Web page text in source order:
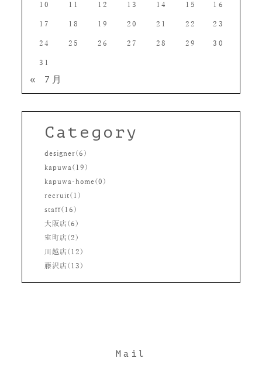
10 11 12 13 14 15 16
17 18 19 20 21 22 23
24 25 26 27 28 29 30
31
« 7月
Category
designer(6)
kapuwa(19)
kapuwa-home(0)
recruit(1)
staff(16)
大阪店(6)
室町店(2)
川越店(12)
藤沢店(13)
Mail